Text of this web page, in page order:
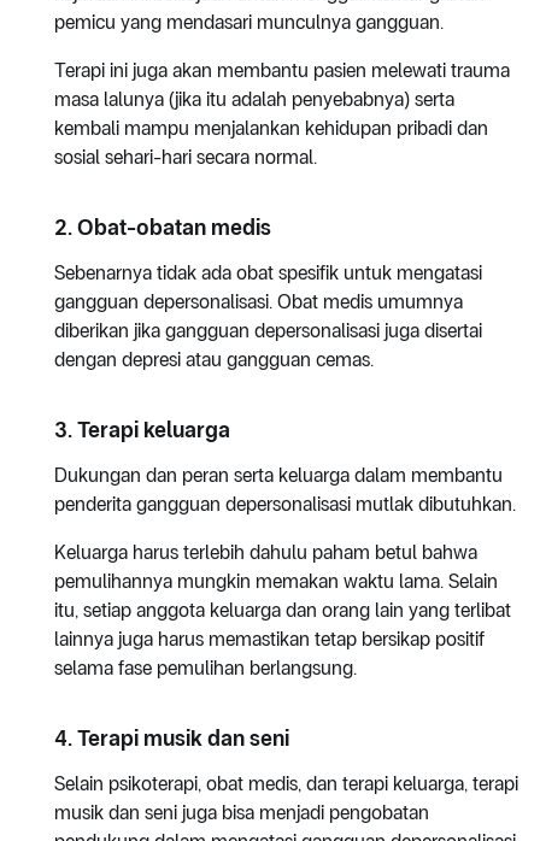
pemicu yang mendasari munculnya gangguan.
Terapi ini juga akan membantu pasien melewati trauma
masa lalunya (jika itu adalah penyebabnya) serta
kembali mampu menjalankan kehidupan pribadi dan
sosial sehari-hari secara normal.
2. Obat-obatan medis
Sebenarnya tidak ada obat spesifik untuk mengatasi
gangguan depersonalisasi. Obat medis umumnya
diberikan jika gangguan depersonalisasi juga disertai
dengan depresi atau gangguan cemas.
3. Terapi keluarga
Dukungan dan peran serta keluarga dalam membantu
penderita gangguan depersonalisasi mutlak dibutuhkan.
Keluarga harus terlebih dahulu paham betul bahwa
pemulihannya mungkin memakan waktu lama. Selain
itu, setiap anggota keluarga dan orang lain yang terlibat
lainnya juga harus memastikan tetap bersikap positif
selama fase pemulihan berlangsung.
4. Terapi musik dan seni
Selain psikoterapi, obat medis, dan terapi keluarga, terapi
musik dan seni juga bisa menjadi pengobatan